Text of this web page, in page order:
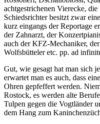
achtgestrichenen Vierecke,
Schiedsrichter besitzt zwar
kurz eingangs der Reportage
der Zahnarzt, der
auch der KFZ-Mechaniker,
Wolfsbütteler etc. pp. ad
Gut, wie gesagt hat man sich
erwartet man es auch, dass
Ohren gepfeffert werden.
Rostock, es werden alte
Tulpen gegen die Vogtländer
dem Hang zum